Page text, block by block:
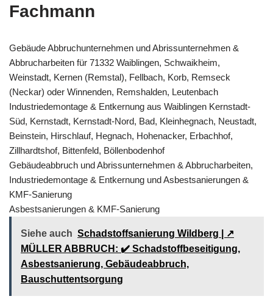
Fachmann
Gebäude Abbruchunternehmen und Abrissunternehmen &
Abbrucharbeiten für 71332 Waiblingen, Schwaikheim,
Weinstadt, Kernen (Remstal), Fellbach, Korb, Remseck
(Neckar) oder Winnenden, Remshalden, Leutenbach
Industriedemontage & Entkernung aus Waiblingen Kernstadt-
Süd, Kernstadt, Kernstadt-Nord, Bad, Kleinhegnach, Neustadt,
Beinstein, Hirschlauf, Hegnach, Hohenacker, Erbachhof,
Zillhardtshof, Bittenfeld, Böllenbodenhof
Gebäudeabbruch und Abrissunternehmen & Abbrucharbeiten,
Industriedemontage & Entkernung und Asbestsanierungen &
KMF-Sanierung
Asbestsanierungen & KMF-Sanierung
Siehe auch Schadstoffsanierung Wildberg | ↗️
MÜLLER ABBRUCH: ✔️ Schadstoffbeseitigung,
Asbestsanierung, Gebäudeabbruch,
Bauschuttentsorgung